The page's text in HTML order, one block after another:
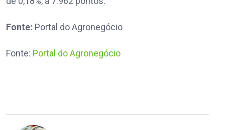
Fonte: Portal do Agronegócio
Fonte: Portal do Agronegócio